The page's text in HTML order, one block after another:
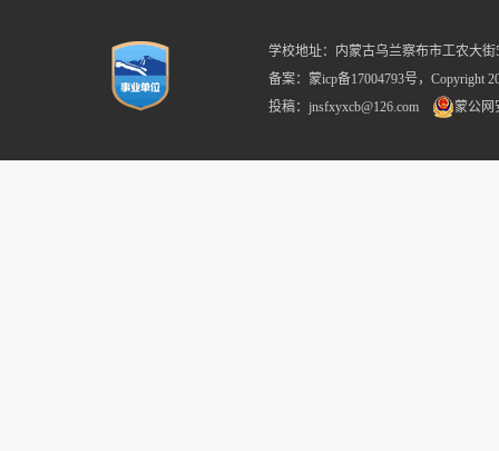
学校地址：内蒙古乌兰察布市工农大
备案：蒙icp备17004793号，Copyright
投稿：jnsfxyxcb@126.com
蒙公网